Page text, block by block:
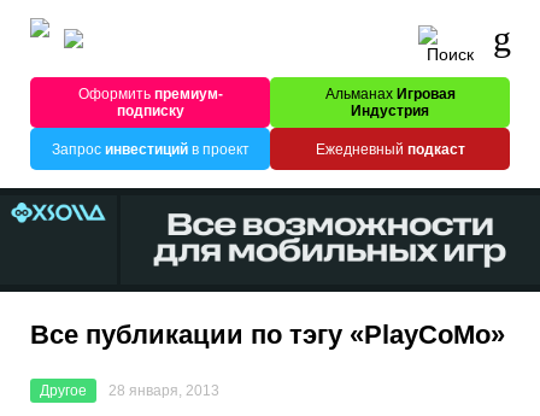
Оформитьпремиум-
подписку
Альманах Игровая
Индустрия
Запрос инвестицийв проект Ежедневный подкаст
Все публикации по тэгу «PlayCoMo»
Другое 28 января, 2013